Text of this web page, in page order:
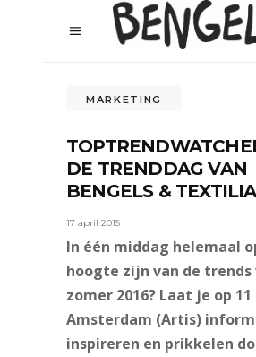
MARKETING
DE TRENDDAG VAN
BENGELS & TEXTILIA
17 april 2015
In één middag helemaal
hoogte zijn van de trends
zomer 2016? Laat je op
Amsterdam (Artis)
inspireren en prikkelen